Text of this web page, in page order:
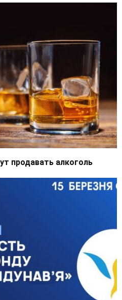
продавать алкоголь